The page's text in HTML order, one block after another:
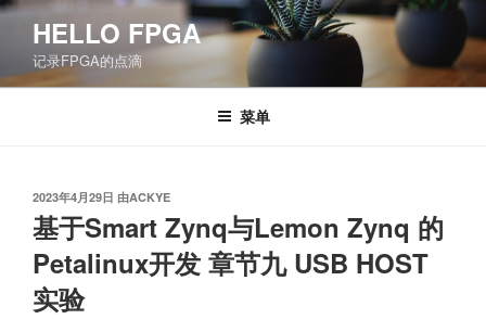
跳
容
HELLO FPGA
记录FPGA的点滴
菜单
发
布
于
2023年4月29日 由ACKYE
基于Smart Zynq与Lemon Zynq 的
Petalinux开发 章节九 USB HOST
实验